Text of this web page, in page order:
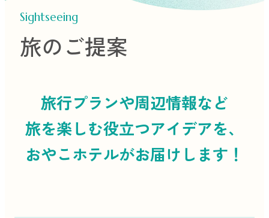
Sightseeing
旅のご提案
旅行プランや周辺情報など
旅を楽しむ役立つアイデアを、
おやこホテルがお届けします！